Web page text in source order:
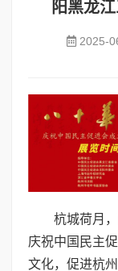
阳黑龙
2025-
杭城荷月
庆祝中国民主
文化，促进杭